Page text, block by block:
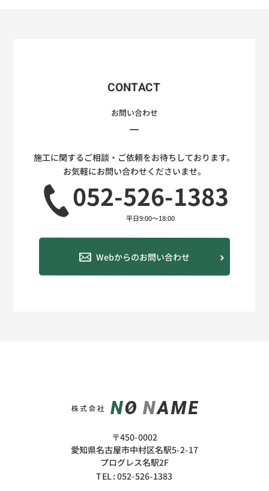
CONTACT
お問い合わせ
施工に関するご相談・ご依頼をお待ちしております。
お気軽にお問い合わせくださいませ。
052-526-1383
平日9:00～18:00
Webからのお問い合わせ
〒450-0002
愛知県名古屋市中村区名駅5-2-17
​​​​​​​プログレス名駅2F
TEL :052-526-1383